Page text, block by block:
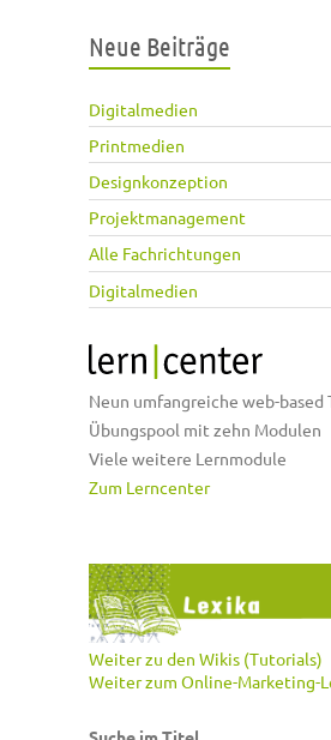
Neue Beiträge
Digitalmedien
Printmedien
Designkonzeption
Projektmanagement
Alle Fachrichtungen
Digitalmedien
Neun umfangreiche web-based
Übungspool mit zehn Modulen
Viele weitere Lernmodule
Zum Lerncenter
Weiter zu den Wikis (Tutorials)
Weiter zum Online-Marketing-